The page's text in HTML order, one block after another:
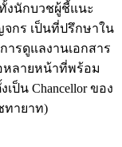
งนักบวชผู้ชี้แนะ
กร เป็นที่ปรึกษาใน
ารดูแลงานเอกสาร
หลายหน้าที่พร้อม
ป็น Chancellor ของ
ทายาท)